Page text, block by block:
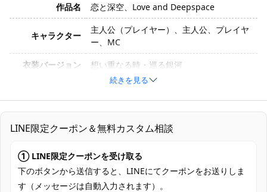
作品名
恋と深空、Love and Deepspace
キャラクター
主人公（プレイヤー）、主人公、プレイヤ
ー、MC
衣装バージョン
想い重なる時・巡る銀河
XS、 S、 M、 L、 XL、 XXL
素材
コスプレ専用生地
ワンピース、腰飾り、胸飾り、透明ストラ
発送予定
加工時間：7～15営業日、配送時間：5～7
営業日（土・日・祝日を除く）
続きを見る
LINE限定クーポン＆無料カスタム相談
① LINE限定クーポンを受け取る
下のボタンから送信すると、LINEにてクーポンをお送りしま
す（メッセージは自動入力されます）。